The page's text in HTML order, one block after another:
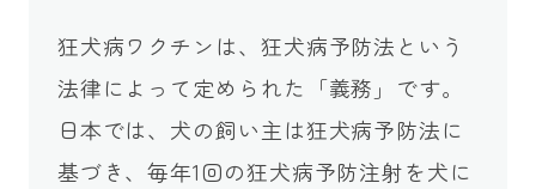
狂犬病ワクチンは、狂犬病予防法という
法律によって定められた「義務」です。
日本では、犬の飼い主は狂犬病予防法に
基づき、毎年1回の狂犬病予防注射を犬に